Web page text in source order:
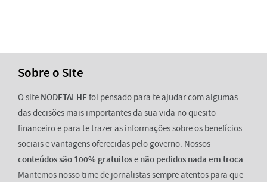
Sobre o Site
O site NODETALHEfoi pensado para te ajudar com algumas
das decisões mais importantes da sua vida no quesito
financeiro e para te trazer as informações sobre os benefícios
sociais e vantagens oferecidas pelo governo. Nossos
conteúdos são 100% gratuitose não pedidos nada em troca.
Mantemos nosso time de jornalistas sempre atentos para que